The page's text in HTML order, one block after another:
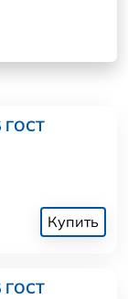
ГОСТ
Купить
ГОСТ